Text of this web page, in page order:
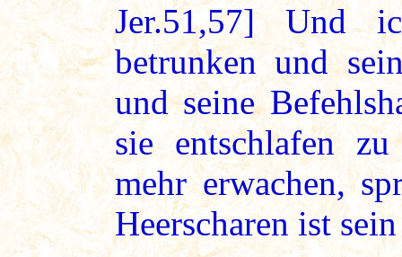
Jer.51,57] Und
betrunken und
und seine
sie entschlafen
mehr erwachen,
Heerscharen ist